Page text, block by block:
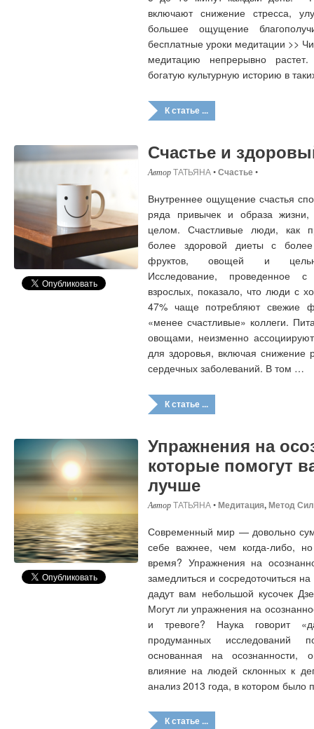
включают снижение стресса,
большее ощущение
бесплатные уроки медитации >>
медитацию непрерывно
богатую культурную историю в
К статье ...
Счастье и
ТАТЬЯНА•Счастье•
Внутреннее ощущение счастья
ряда привычек и образа
целом. Счастливые люди, как
более здоровой диеты с
фруктов, овощей и
Исследование, проведенное
взрослых, показало, что люди с
47% чаще потребляют свежие
«менее счастливые» коллеги.
овощами, неизменно
для здоровья, включая снижение
сердечных заболеваний. В том …
К статье ...
Упражнения на
которые помогут
лучше
ТАТЬЯНА•Медитация,Метод
Современный мир — довольно
себе важнее, чем когда-либо,
время? Упражнения на
замедлиться и сосредоточиться
дадут вам небольшой кусочек
Могут ли упражнения на
и тревоге? Наука говорит
продуманных исследований
основанная на осознанности,
влияние на людей склонных к
анализ 2013 года, в котором
К статье ...